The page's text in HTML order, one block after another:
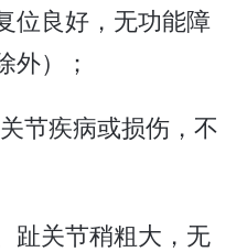
位良好，无功能障
外）；
节疾病或损伤，不
趾关节稍粗大，无